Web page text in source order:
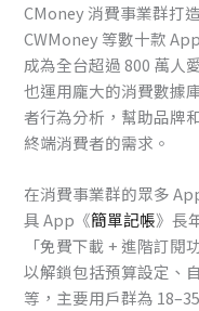
CMoney 消費事業群打
CWMoney 等數十款
成為全台超過 800 萬人
也運用龐大的消費數據
者行為分析，幫助品牌
終端消費者的需求。
在消費事業群的眾多
具 App《簡單記帳》長
「免費下載 + 進階訂
以解鎖包括預算設定、
等，主要用戶群為